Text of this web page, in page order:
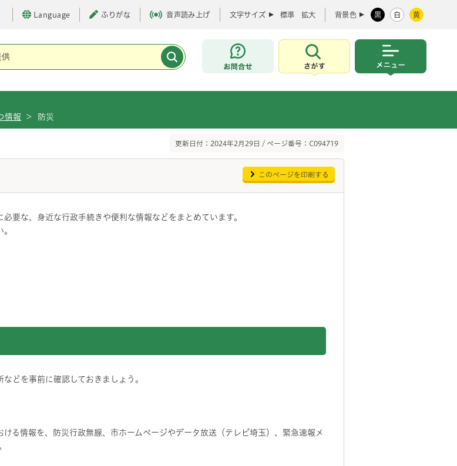
Language ふりがな 音声読み上げ 文字サイズ 標準 拡大 背景色 黒 白 黄
お問合せ
さがす
情報 > 防災
更新日付：2024年2月29日 / ページ番号：C094719
このページを印刷する
要な、身近な行政手続きや便利な情報などをまとめています。
どを事前に確認しておきましょう。
る情報を、防災行政無線、市ホームページやデータ放送（テレビ埼玉）、緊急速報メ